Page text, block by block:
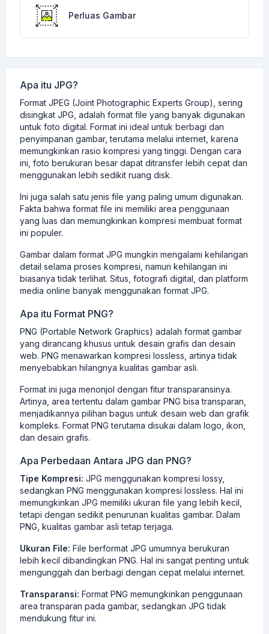
Perluas Gambar
Apa itu JPG?
Format JPEG (Joint Photographic Experts Group), sering
disingkat JPG, adalah format file yang banyak digunakan
untuk foto digital. Format ini ideal untuk berbagi dan
penyimpanan gambar, terutama melalui internet, karena
memungkinkan rasio kompresi yang tinggi. Dengan cara
ini, foto berukuran besar dapat ditransfer lebih cepat dan
menggunakan lebih sedikit ruang disk.
Ini juga salah satu jenis file yang paling umum digunakan.
Fakta bahwa format file ini memiliki area penggunaan
yang luas dan memungkinkan kompresi membuat format
ini populer.
Gambar dalam format JPG mungkin mengalami kehilangan
detail selama proses kompresi, namun kehilangan ini
biasanya tidak terlihat. Situs, fotografi digital, dan platform
media online banyak menggunakan format JPG.
Apa itu Format PNG?
PNG (Portable Network Graphics) adalah format gambar
yang dirancang khusus untuk desain grafis dan desain
web. PNG menawarkan kompresi lossless, artinya tidak
menyebabkan hilangnya kualitas gambar asli.
Format ini juga menonjol dengan fitur transparansinya.
Artinya, area tertentu dalam gambar PNG bisa transparan,
menjadikannya pilihan bagus untuk desain web dan grafik
kompleks. Format PNG terutama disukai dalam logo, ikon,
dan desain grafis.
Apa Perbedaan Antara JPG dan PNG?
Tipe Kompresi: JPG menggunakan kompresi lossy,
sedangkan PNG menggunakan kompresi lossless. Hal ini
memungkinkan JPG memiliki ukuran file yang lebih kecil,
tetapi dengan sedikit penurunan kualitas gambar. Dalam
PNG, kualitas gambar asli tetap terjaga.
Ukuran File: File berformat JPG umumnya berukuran
lebih kecil dibandingkan PNG. Hal ini sangat penting untuk
mengunggah dan berbagi dengan cepat melalui internet.
Transparansi: Format PNG memungkinkan penggunaan
area transparan pada gambar, sedangkan JPG tidak
mendukung fitur ini.